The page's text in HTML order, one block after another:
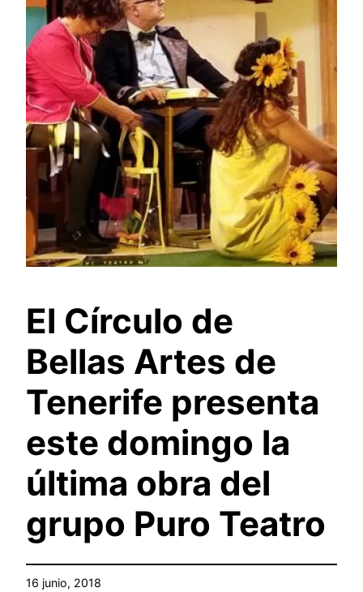
El Círculo de
Bellas Artes de
Tenerife presenta
este domingo la
última obra del
grupo Puro Teatro
16 junio, 2018